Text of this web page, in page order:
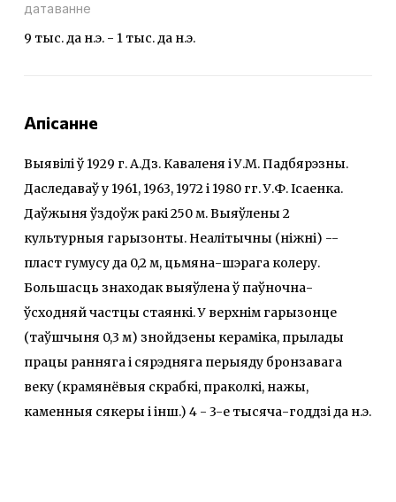
датаванне
9 тыс. да н.э. - 1 тыс. да н.э.
Апісанне
Выявілі ў 1929 г. А.Дз. Каваленя і У.М. Падбярэзны.
Даследаваў у 1961, 1963, 1972 і 1980 гг. У.Ф. Ісаенка.
Даўжыня ўздоўж ракі 250 м. Выяўлены 2
культурныя гарызонты. Неалітычны (ніжні) --
пласт гумусу да 0,2 м, цьмяна-шэрага колеру.
Большасць знаходак выяўлена ў паўночна-
ўсходняй частцы стаянкі. У верхнім гарызонце
(таўшчыня 0,3 м) знойдзены кераміка, прылады
працы ранняга і сярэдняга перыяду бронзавага
веку (крамянёвыя скрабкі, праколкі, нажы,
каменныя сякеры і інш.) 4 - 3-е тысяча-годдзі да н.э.